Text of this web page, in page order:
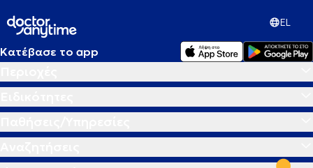
EL
Κατέβασε το app